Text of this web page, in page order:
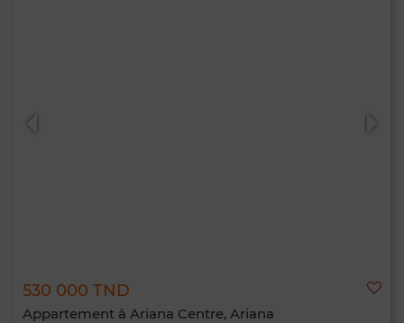
530 000 TND
Appartement à Ariana Centre, Ariana